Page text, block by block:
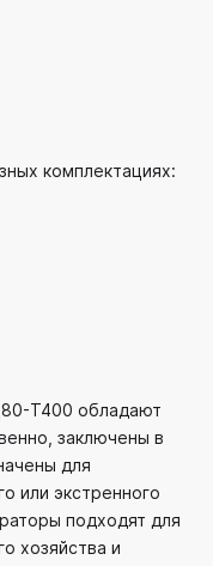
комплектациях:
T400 обладают
заключены в
для
или экстренного
подходят для
хозяйства и